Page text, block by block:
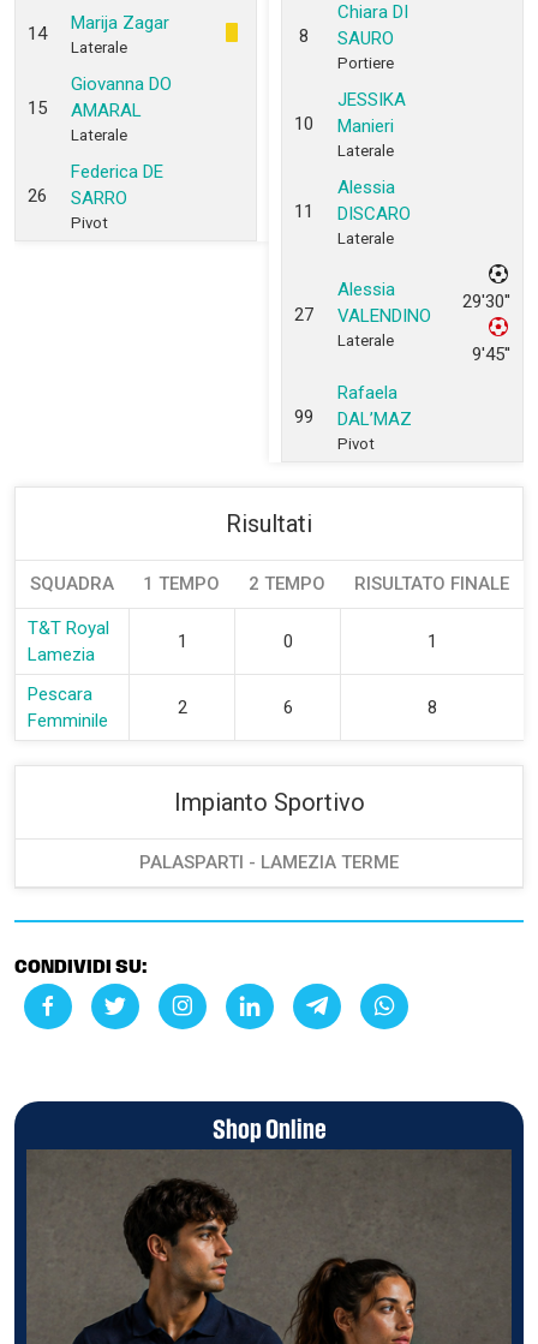
14 Marija Zagar
Laterale
15
Giovanna DO
AMARAL
Laterale
26
Federica DE
SARRO
Pivot
8
Chiara DI
SAURO
Portiere
10
JESSIKA
Manieri
Laterale
11
Alessia
DISCARO
Laterale
27
Alessia
VALENDINO
Laterale
29'30''
9'45''
99
Rafaela
DAL’MAZ
Pivot
Risultati
SQUADRA 1 TEMPO 2 TEMPO RISULTATO FINALE
T&T Royal
Lamezia
1 0 1
Pescara
Femminile
2 6 8
Impianto Sportivo
PALASPARTI - LAMEZIA TERME
CONDIVIDI SU:
Shop Online